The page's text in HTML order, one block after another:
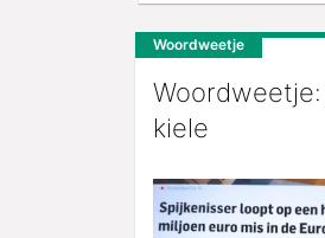
Woordweetje
kiele